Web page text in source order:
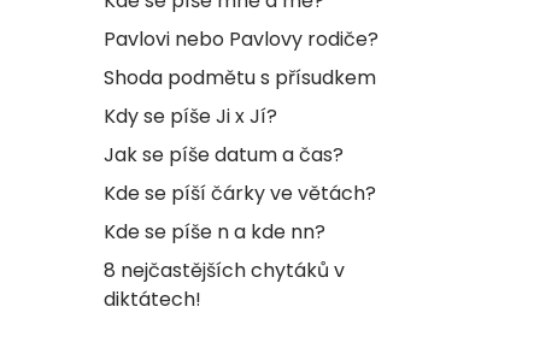
Pavlovi nebo Pavlovy rodiče?
Shoda podmětu s přísudkem
Kdy se píše Ji x Jí?
Jak se píše datum a čas?
Kde se píší čárky ve větách?
Kde se píše n a kde nn?
8 nejčastějších chytáků v
diktátech!